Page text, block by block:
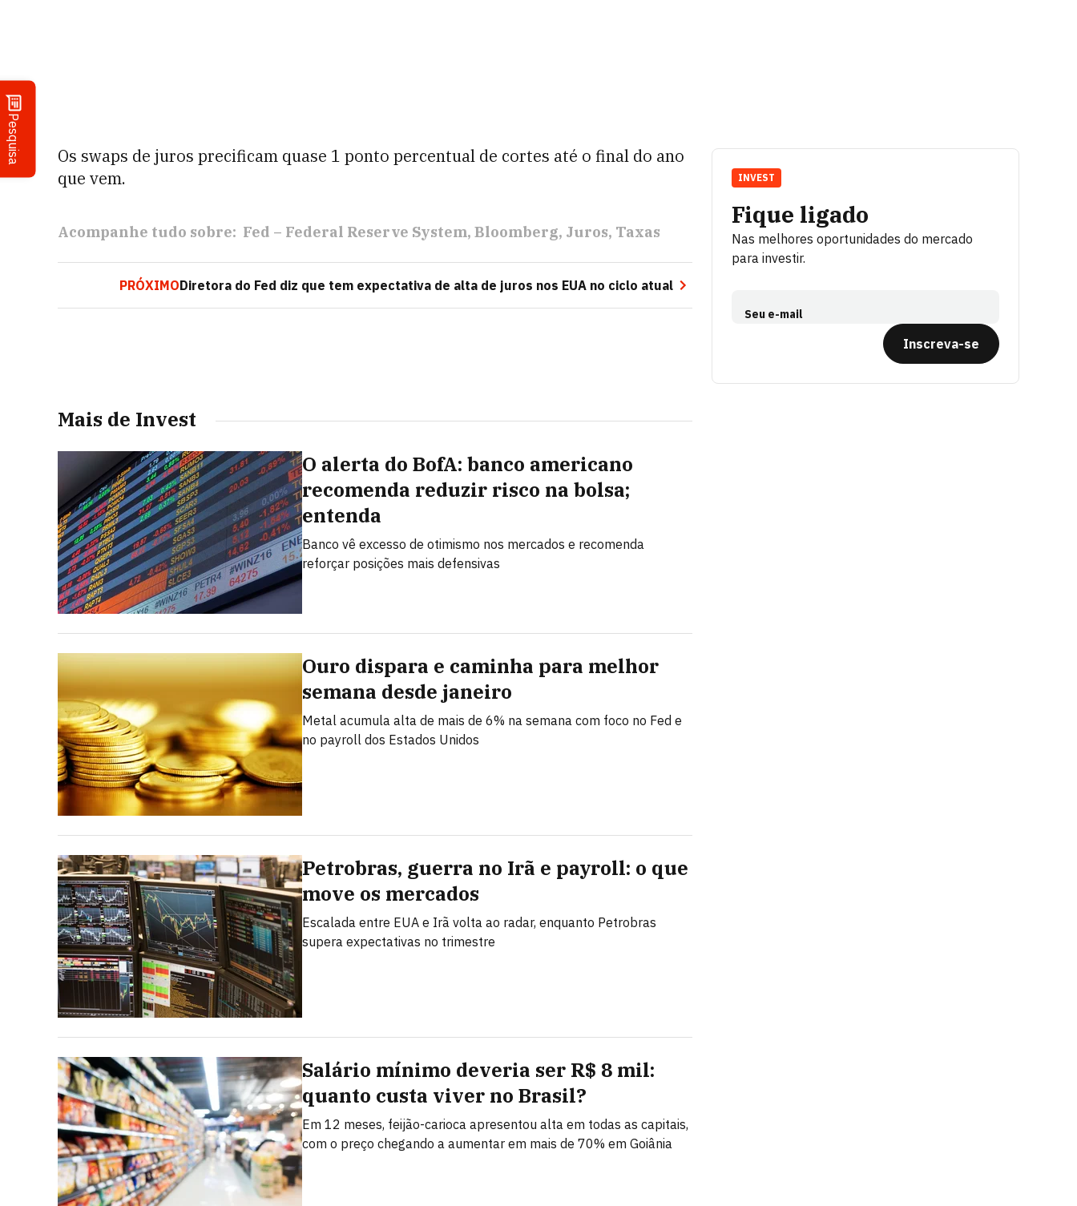
Pesquisa
Os swaps de juros precificam quase 1 ponto percentual de cortes até o final do ano
que vem.
Acompanhe tudo sobre: Fed – Federal Reserve System Bloomberg Juros Taxas
PRÓXIMODiretora do Fed diz que tem expectativa de alta de juros nos EUA no ciclo atual
Mais de Invest
O alerta do BofA: banco americano
recomenda reduzir risco na bolsa;
entenda
Banco vê excesso de otimismo nos mercados e recomenda
reforçar posições mais defensivas
Ouro dispara e caminha para melhor
semana desde janeiro
Metal acumula alta de mais de 6% na semana com foco no Fed e
no payroll dos Estados Unidos
Petrobras, guerra no Irã e payroll: o que
move os mercados
Escalada entre EUA e Irã volta ao radar, enquanto Petrobras
supera expectativas no trimestre
Salário mínimo deveria ser R$ 8 mil:
quanto custa viver no Brasil?
Em 12 meses, feijão-carioca apresentou alta em todas as capitais,
com o preço chegando a aumentar em mais de 70% em Goiânia
Fique ligado
Nas melhores oportunidades do mercado
para investir.
Seu e-mail
Inscreva-se
INVEST